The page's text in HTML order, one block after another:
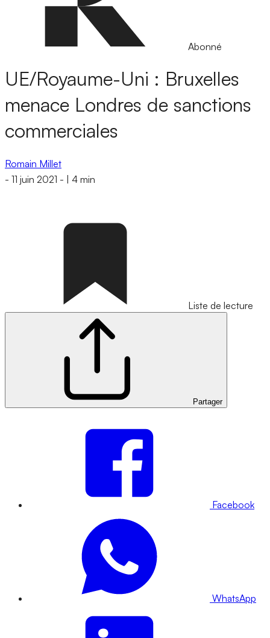
Abonné
UE/Royaume-Uni : Bruxelles
menace Londres de sanctions
commerciales
Romain Millet
- 11 juin 2021 - 4 min
Liste de lecture
Partager
Facebook
WhatsApp